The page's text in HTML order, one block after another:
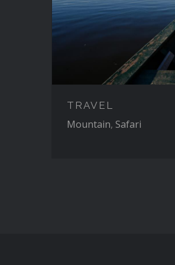
TRAVEL
Mountain, Safari